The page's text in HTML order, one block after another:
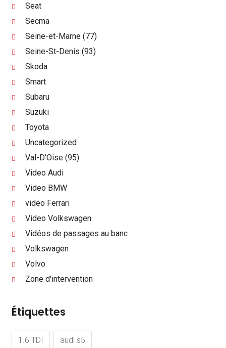
Seat
Secma
Seine-et-Marne (77)
Seine-St-Denis (93)
Skoda
Smart
Subaru
Suzuki
Toyota
Uncategorized
Val-D'Oise (95)
Video Audi
Video BMW
video Ferrari
Video Volkswagen
Vidéos de passages au banc
Volkswagen
Volvo
Zone d'intervention
Étiquettes
1.6 TDI audi s5